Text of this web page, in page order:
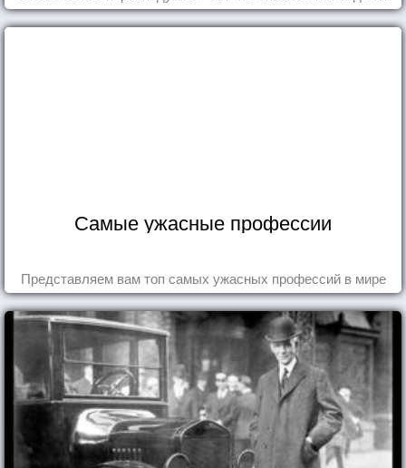
Самые ужасные профессии
Представляем вам топ самых ужасных профессий в мире